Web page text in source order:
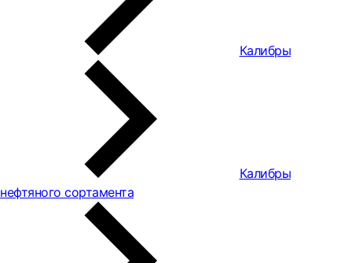
Калибры
Калибры
нефтяного сортамента